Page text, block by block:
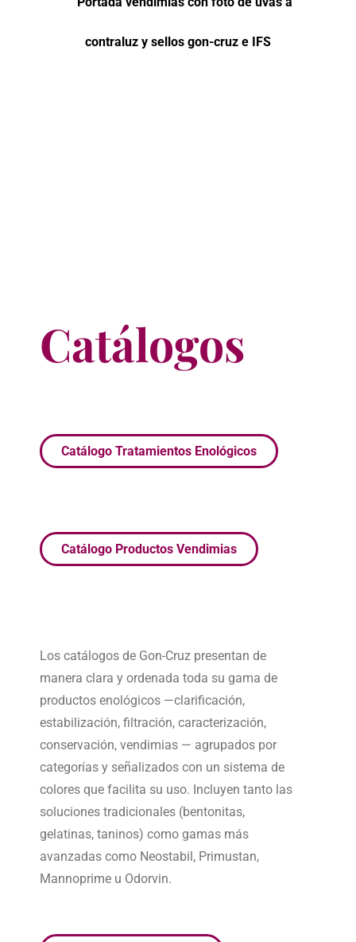
Catálogos
Catálogo Tratamientos Enológicos
Catálogo Productos Vendimias
Los catálogos de Gon-Cruz presentan de
manera clara y ordenada toda su gama de
productos enológicos —clarificación,
estabilización, filtración, caracterización,
conservación, vendimias — agrupados por
categorías y señalizados con un sistema de
colores que facilita su uso. Incluyen tanto las
soluciones tradicionales (bentonitas,
gelatinas, taninos) como gamas más
avanzadas como Neostabil, Primustan,
Mannoprime u Odorvin.